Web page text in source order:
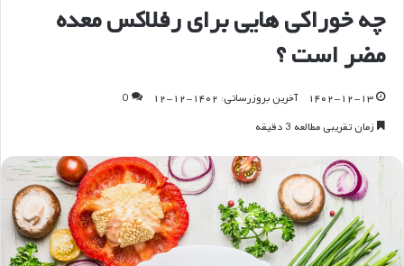
چه خوراکی هایی برای رفلاکس معده
مضر است ؟
۱۴۰۲-۱۲-۱۳ آخرین بروزرسانی: ۱۴۰۲-۱۲-۱۲
0
زمان تقریبی مطالعه 3 دقیقه